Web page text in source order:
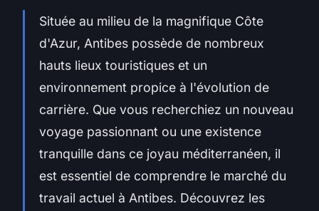
Située au milieu de la magnifique Côte
d'Azur, Antibes possède de nombreux
hauts lieux touristiques et un
environnement propice à l'évolution de
carrière. Que vous recherchiez un nouveau
voyage passionnant ou une existence
tranquille dans ce joyau méditerranéen, il
est essentiel de comprendre le marché du
travail actuel à Antibes. Découvrez les